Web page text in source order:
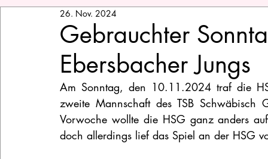
Gebrauchter
Ebersbacher Jungs
26. Nov. 2024
Am Sonntag, den 10.11.2024 traf die
zweite Mannschaft des TSB
Vorwoche wollte die HSG ganz anders
doch allerdings lief das Spiel an der HSG